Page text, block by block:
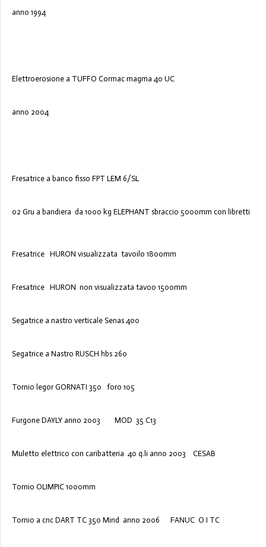
anno 1994
Elettroerosione a TUFFO Cormac magma 40 UC
anno 2004
Fresatrice a banco fisso FPT LEM 6/SL
02 Gru a bandiera da 1000 kg ELEPHANT sbraccio 5000mm con libretti
Fresatrice HURON visualizzata tavoilo 1800mm
Fresatrice HURON non visualizzata tavoo 1500mm
Segatrice a nastro verticale Senas 400
Segatrice a Nastro RUSCH hbs 260
Tornio legor GORNATI 350 foro 105
Furgone DAYLY anno 2003 MOD 35 C13
Muletto elettrico con caribatteria 40 q.li anno 2003 CESAB
Tornio OLIMPIC 1000mm
Tornio a cnc DART TC 350 Mind anno 2006 FANUC O I TC